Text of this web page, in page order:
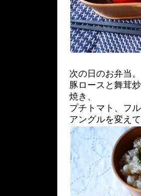
次の日のお弁当。
豚ロースと舞茸
焼き、
プチトマト、フ
アングルを変え